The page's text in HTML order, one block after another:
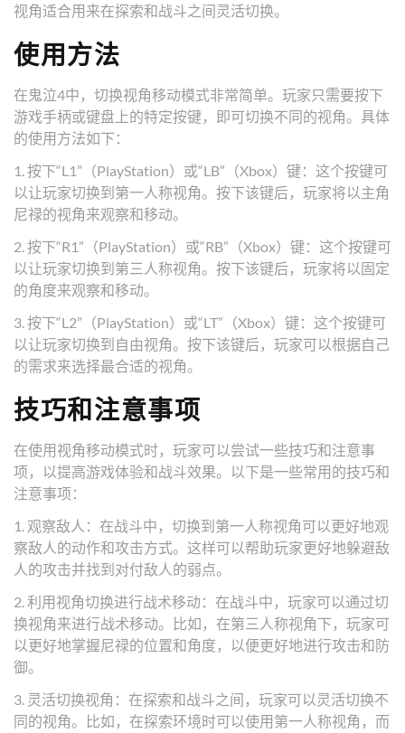
视角适合用来在探索和战斗之间灵活切换。
使用方法
在鬼泣4中，切换视角移动模式非常简单。玩家只需要按下
游戏手柄或键盘上的特定按键，即可切换不同的视角。具体
的使用方法如下：
1. 按下“L1”（PlayStation）或“LB”（Xbox）键：这个按键可
以让玩家切换到第一人称视角。按下该键后，玩家将以主角
尼禄的视角来观察和移动。
2. 按下“R1”（PlayStation）或“RB”（Xbox）键：这个按键可
以让玩家切换到第三人称视角。按下该键后，玩家将以固定
的角度来观察和移动。
3. 按下“L2”（PlayStation）或“LT”（Xbox）键：这个按键可
以让玩家切换到自由视角。按下该键后，玩家可以根据自己
的需求来选择最合适的视角。
技巧和注意事项
在使用视角移动模式时，玩家可以尝试一些技巧和注意事
项，以提高游戏体验和战斗效果。以下是一些常用的技巧和
注意事项：
1. 观察敌人：在战斗中，切换到第一人称视角可以更好地观
察敌人的动作和攻击方式。这样可以帮助玩家更好地躲避敌
人的攻击并找到对付敌人的弱点。
2. 利用视角切换进行战术移动：在战斗中，玩家可以通过切
换视角来进行战术移动。比如，在第三人称视角下，玩家可
以更好地掌握尼禄的位置和角度，以便更好地进行攻击和防
御。
3. 灵活切换视角：在探索和战斗之间，玩家可以灵活切换不
同的视角。比如，在探索环境时可以使用第一人称视角，而